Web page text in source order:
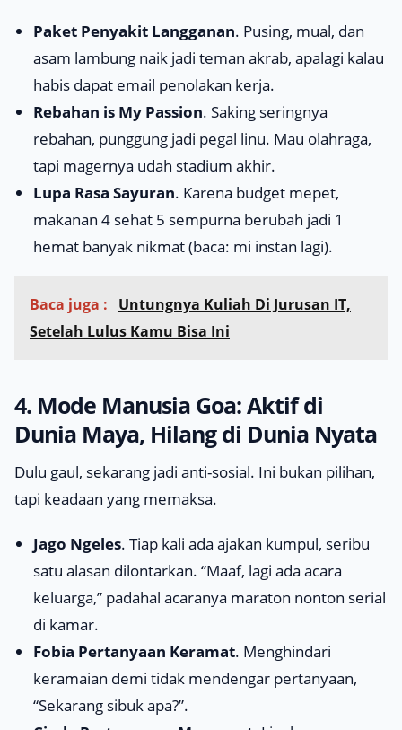
Paket Penyakit Langganan. Pusing, mual, dan
asam lambung naik jadi teman akrab, apalagi kalau
habis dapat email penolakan kerja.
Rebahan is My Passion. Saking seringnya
rebahan, punggung jadi pegal linu. Mau olahraga,
tapi magernya udah stadium akhir.
Lupa Rasa Sayuran. Karena budget mepet,
makanan 4 sehat 5 sempurna berubah jadi 1
hemat banyak nikmat (baca: mi instan lagi).
Baca juga :
Untungnya Kuliah Di Jurusan IT,
Setelah Lulus Kamu Bisa Ini
4. Mode Manusia Goa: Aktif di
Dunia Maya, Hilang di Dunia Nyata
Dulu gaul, sekarang jadi anti-sosial. Ini bukan pilihan,
tapi keadaan yang memaksa.
Jago Ngeles. Tiap kali ada ajakan kumpul, seribu
satu alasan dilontarkan. “Maaf, lagi ada acara
keluarga,” padahal acaranya maraton nonton serial
di kamar.
Fobia Pertanyaan Keramat. Menghindari
keramaian demi tidak mendengar pertanyaan,
“Sekarang sibuk apa?”.